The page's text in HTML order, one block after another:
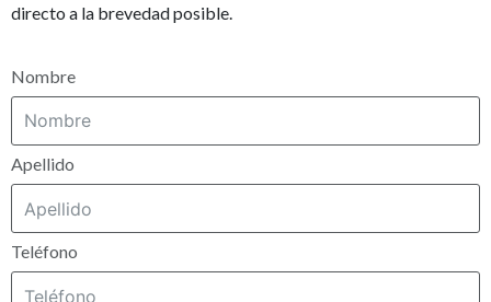
directo a la brevedad posible.
Nombre
Apellido
Teléfono